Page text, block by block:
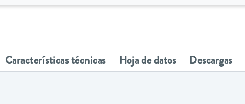
Características técnicas Hoja de datos Descargas